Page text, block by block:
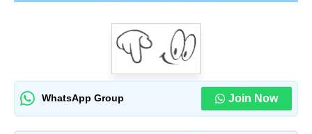
WhatsApp Group Join Now